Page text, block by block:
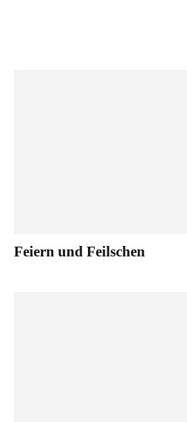
Feiern und Feilschen